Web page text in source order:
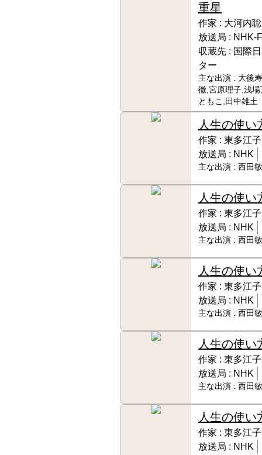
重星
作家 : 大河内聡
放送局 : NHK-
収蔵先 : 国際
ター
主な出演 : 大後
徹,宮原理子,浅
ともこ,田中雄土
人生の使い
作家 : 東多江子
放送局 : NHK
主な出演 : 西田
人生の使い
作家 : 東多江子
放送局 : NHK
主な出演 : 西田
人生の使い
作家 : 東多江子
放送局 : NHK
主な出演 : 西田
人生の使い
作家 : 東多江子
放送局 : NHK
主な出演 : 西田
人生の使い
作家 : 東多江子
放送局 : NHK